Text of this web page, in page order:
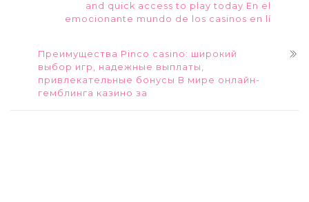
and quick access to play today En el
emocionante mundo de los casinos en lí
Преимущества Pinco casino: широкий
выбор игр, надежные выплаты,
привлекательные бонусы В мире онлайн-
гемблинга казино за